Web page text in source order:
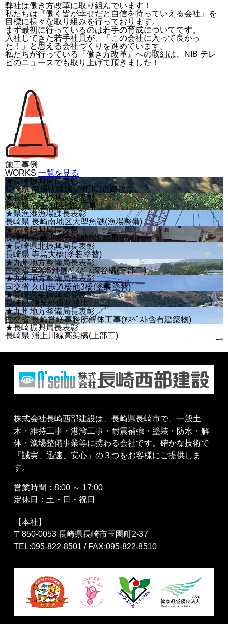
弊社は働き方改革に取り組んでいます！
私たちは『働く皆が幸せだと自信を持っていえる会社』を
目標に様々な取り組みを行っております。
まず最初に行っているのは若手の育成についてです。
入社してきた若手社員が、「この会社に入って良かっ
た！」と思える会社づくりを進めています。
私たちが行っている『働き方改革』への取組は、NIB テレ
ビのニュースでも取り上げて頂きました！
施工事例
WORKS 一覧を見る
★長崎振興局長表彰
長崎県 南環状線(新戸町IC)道路改良
★長崎県央振興局長表彰
長崎県 古里地区治山工事
★県漁港漁場課長表彰
長崎県 長崎南地区大型魚礁(漁場整備)
★長崎振興局長表彰
長崎県 長崎港統合補助(物揚場)
★長崎県北振興局長表彰
長崎県 寺島大橋(塗装塗替)
★九州地方整備局長表彰
国交省 R205針尾ﾊﾞｲﾊﾟｽ深谷橋(下部工)
★九州地方整備局長表彰
国交省 久山歩道橋他3橋(塗装塗替)
★長崎県央振興局長表彰
長崎県 諫早外環状線(切土工)
★九州地方整備局長表彰
国交省 長崎営繕事務所解体工事(ｱｽﾍﾞｽﾄ含有建築物)
★長崎振興局長表彰
長崎県 浦上川線高架橋(上部工)
株式会社長崎西部建設は、長崎県長崎市で、一般土
木・維持工事・港湾工事・耐震補強・塗装・防水・解
体・漁場整備事業等に携わる会社です。確かな技術で
「誠実、迅速、安心」の３つをお客様にご提供しま
す。
営業時間：8:00 ～ 17:00
定休日：土・日・祝日
【本社】
〒850-0053 長崎県長崎市玉園町2-37
TEL:095-822-8501 / FAX:095-822-8510